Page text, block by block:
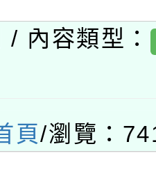
講師名單
與教學軟
應申請許可
水利署委託
院辦理「
日(星期六
內容類型：
頁/瀏覽：